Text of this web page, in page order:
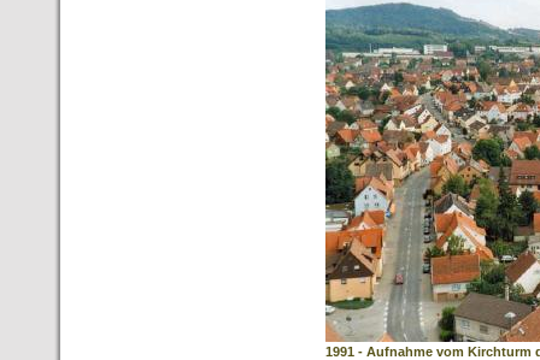
1991 - Aufnahme vom Kirchturm